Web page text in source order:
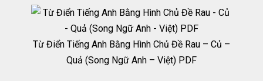
Từ Điển Tiếng Anh Bằng Hình Chủ Đề Rau – Củ –
Quả (Song Ngữ Anh – Việt) PDF